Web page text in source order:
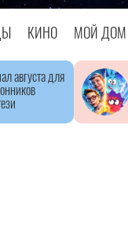
КИНО МОЙ ДОМ
августа для